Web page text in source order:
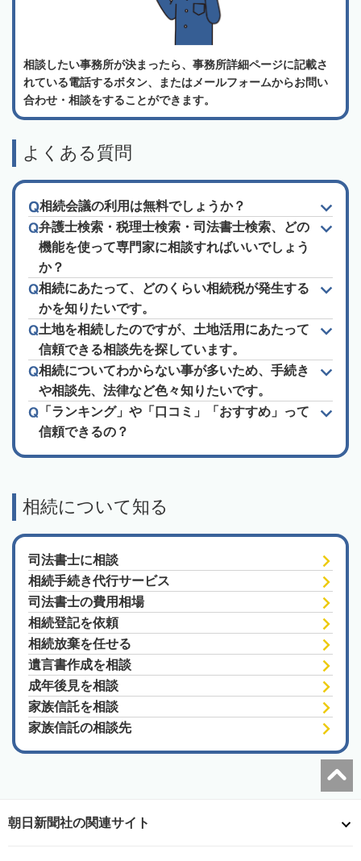
相談したい事務所が決まったら、事務所詳細ページに記載さ
れている電話するボタン、またはメールフォームからお問い
合わせ・相談をすることができます。
よくある質問
相続会議の利用は無料でしょうか？
弁護士検索・税理士検索・司法書士検索、どの
機能を使って専門家に相談すればいいでしょう
か？
相続にあたって、どのくらい相続税が発生する
かを知りたいです。
土地を相続したのですが、土地活用にあたって
信頼できる相談先を探しています。
相続についてわからない事が多いため、手続き
や相談先、法律など色々知りたいです。
「ランキング」や「口コミ」「おすすめ」って
信頼できるの？
相続について知る
司法書士に相談
相続手続き代行サービス
司法書士の費用相場
相続登記を依頼
相続放棄を任せる
遺言書作成を相談
成年後見を相談
家族信託を相談
家族信託の相談先
朝日新聞社の関連サイト